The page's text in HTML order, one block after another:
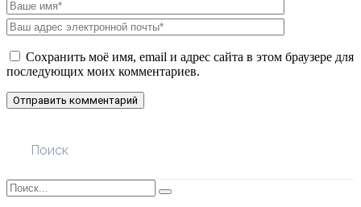
Сохранить моё имя, email и адрес сайта в этом браузере для
последующих моих комментариев.
Поиск